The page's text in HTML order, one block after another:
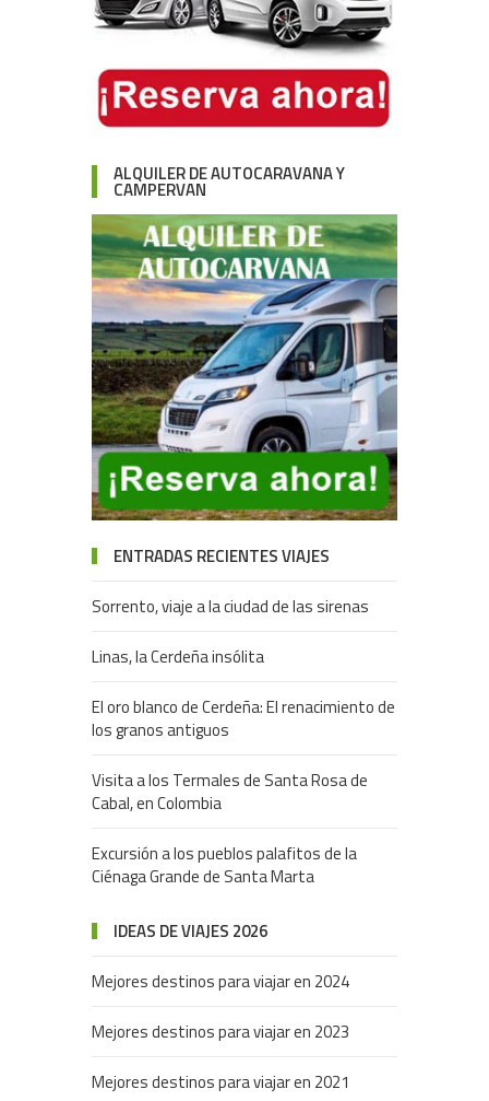
ALQUILER DE AUTOCARAVANA Y
CAMPERVAN
ENTRADAS RECIENTES VIAJES
Sorrento, viaje a la ciudad de las sirenas
Linas, la Cerdeña insólita
El oro blanco de Cerdeña: El renacimiento de
los granos antiguos
Visita a los Termales de Santa Rosa de
Cabal, en Colombia
Excursión a los pueblos palafitos de la
Ciénaga Grande de Santa Marta
IDEAS DE VIAJES 2026
Mejores destinos para viajar en 2024
Mejores destinos para viajar en 2023
Mejores destinos para viajar en 2021